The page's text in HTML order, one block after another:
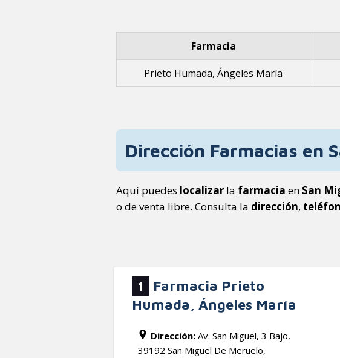
Farmacia
Prieto Humada, Ángeles María
Dirección Farmacias en
Aquí puedes localizar la farmacia en San
o de venta libre. Consulta la dirección,
1
Farmacia Prieto
Humada, Ángeles María
Dirección: Av. San Miguel, 3 Bajo,
39192 San Miguel De Meruelo,